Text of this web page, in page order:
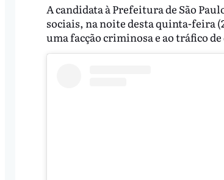
A candidata à Prefeitura de São
sociais, na noite desta quinta-feira
uma facção criminosa e ao tráfico de